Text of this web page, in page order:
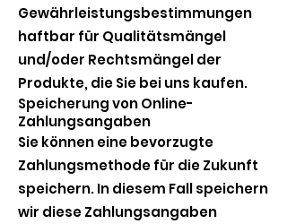
Gewährleistungsbestimmungen
haftbar für Qualitätsmängel
und/oder Rechtsmängel der
Produkte, die Sie bei uns kaufen.
Speicherung von Online-
Zahlungsangaben
Sie können eine bevorzugte
Zahlungsmethode für die Zukunft
speichern. In diesem Fall speichern
wir diese Zahlungsangaben